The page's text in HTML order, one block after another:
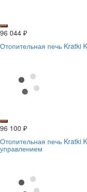
96 044 ₽
Отопительная печь Kratki
96 100 ₽
Отопительная печь Kratki
управлением